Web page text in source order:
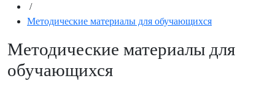
/
Методические материалы для обучающихся
Методические материалы для
обучающихся